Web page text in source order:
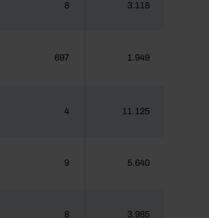
8 3.118
697 1.949
4 11.125
9 5.640
8 3.985